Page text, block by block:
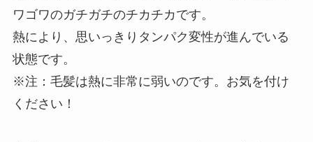
ワゴワのガチガチのチカチカです。
熱により、思いっきりタンパク変性が進んでいる
状態です。
※注：毛髪は熱に非常に弱いのです。お気を付け
ください！